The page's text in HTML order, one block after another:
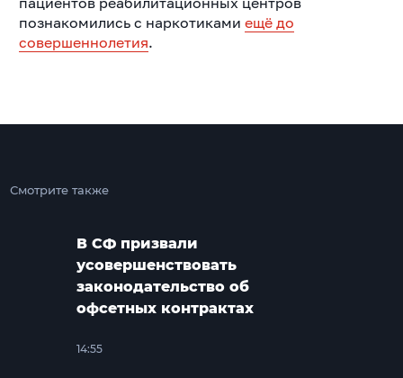
познакомились с наркотиками ещё до
совершеннолетия.
Смотрите также
В СФ призвали
усовершенствовать
законодательство об
офсетных контрактах
14:55